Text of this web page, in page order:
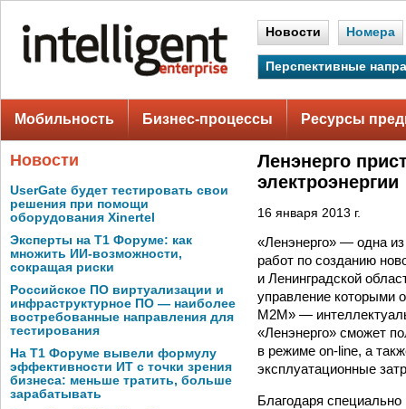
Новости Номера
Перспективные
Мобильность Бизнес-процессы Ресурсы
Новости
UserGate будет тестировать свои
решения при помощи
оборудования Xinertel
Эксперты на Т1 Форуме: как
множить ИИ-возможности,
сокращая риски
Российское ПО виртуализации и
инфраструктурное ПО — наиболее
востребованные направления для
тестирования
На Т1 Форуме вывели формулу
эффективности ИТ с точки зрения
бизнеса: меньше тратить, больше
зарабатывать
Ленэнерго
электроэнергии
16 января 2013 г.
«Ленэнерго» — одна
работ по созданию
и Ленинградской
управление которыми
M2M» —
«Ленэнерго» сможет
в режиме on-line, а
эксплуатационные
Благодаря